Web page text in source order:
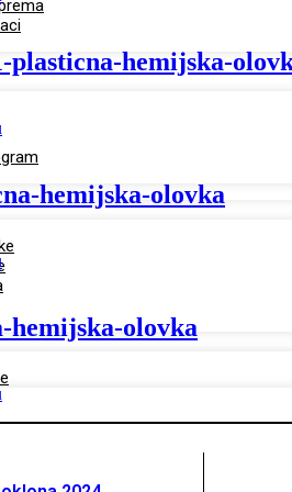
plasticna-hemijska-
hemijska-olovka
hemijska-olovka